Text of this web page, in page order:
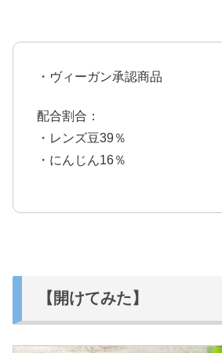
・ヴィーガン承認商品
配合割合：
・レンズ豆39％
・にんじん16％
【開けてみた】